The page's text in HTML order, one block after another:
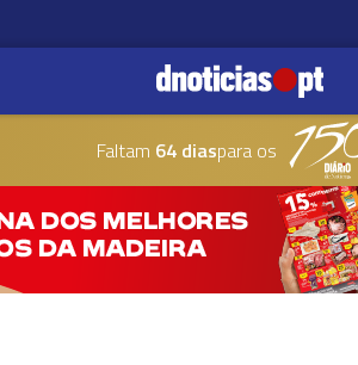
Faltam 64 diaspara os